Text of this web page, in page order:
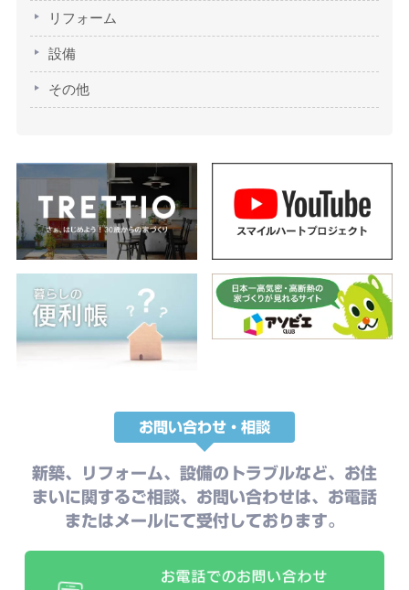
リフォーム
設備
その他
お問い合わせ・相談
新築、リフォーム、設備のトラブルなど、お住
まいに関するご相談、お問い合わせは、お電話
またはメールにて受付しております。